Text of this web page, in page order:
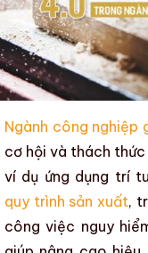
Ngành công nghiệp
cơ hội và thách
ví dụ ứng dụng trí
quy trình sản xuất,
công việc nguy